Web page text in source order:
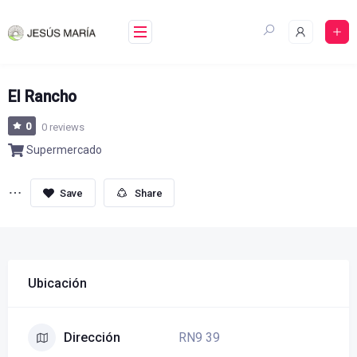
to
El Rancho
0 0 reviews
Supermercado
Share
Ubicación
Dirección RN9 39